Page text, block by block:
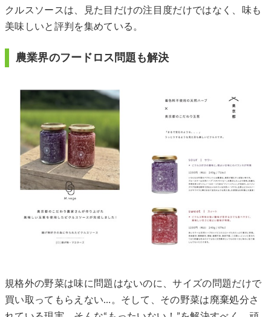
クルスソースは、見た目だけの注目度だけではなく、味も
美味しいと評判を集めている。
農業界のフードロス問題も解決
規格外の野菜は味に問題はないのに、サイズの問題だけで
買い取ってもらえない…。そして、その野菜は廃棄処分さ